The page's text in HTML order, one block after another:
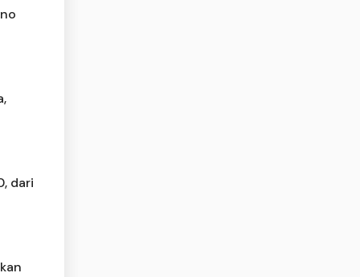
dari